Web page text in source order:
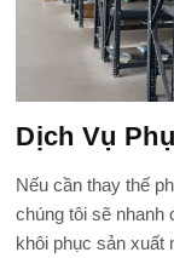
Dịch Vụ
Nếu cần thay thế
chúng tôi sẽ nhanh
khôi phục sản xuất